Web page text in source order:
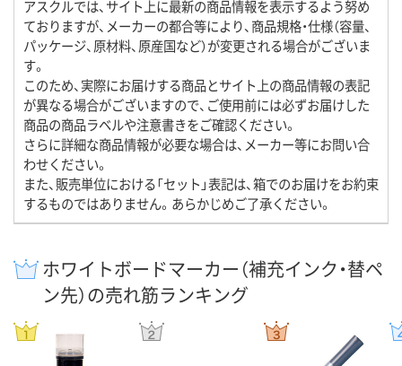
アスクルでは、サイト上に最新の商品情報を表示するよう努め
ておりますが、メーカーの都合等により、商品規格・仕様（容量、
パッケージ、原材料、原産国など）が変更される場合がございま
す。
このため、実際にお届けする商品とサイト上の商品情報の表記
が異なる場合がございますので、ご使用前には必ずお届けした
商品の商品ラベルや注意書きをご確認ください。
さらに詳細な商品情報が必要な場合は、メーカー等にお問い合
わせください。
また、販売単位における「セット」表記は、箱でのお届けをお約束
するものではありません。あらかじめご了承ください。
ホワイトボードマーカー（補充インク・替ペ
ン先）の売れ筋ランキング